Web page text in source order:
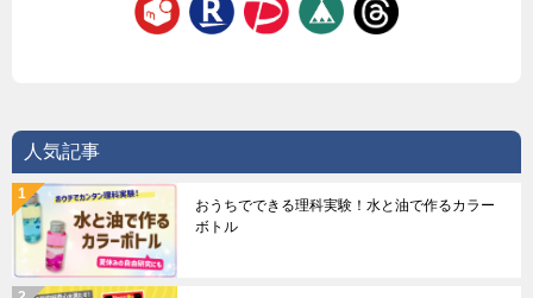
人気記事
おうちでできる理科実験！水と油で作るカラー
ボトル